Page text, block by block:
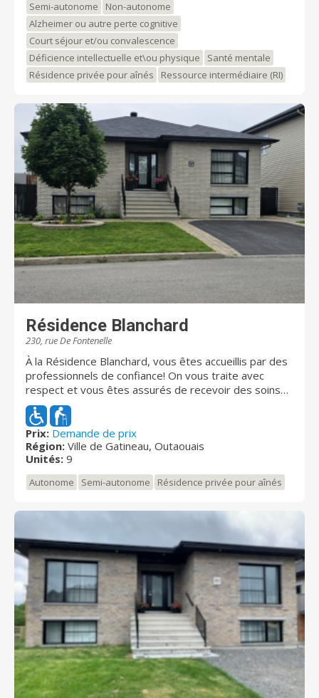
en choisissant d’y résider! Notre équipe, à l'écoute de
vos besoins, vous procurera la paix d’esprit ainsi qu’un
endroit chaleureux et paisible où il fait bon vivre.
Semi-autonome
Non-autonome
Alzheimer ou autre perte cognitive
Court séjour et/ou convalescence
Déficience intellectuelle et\ou physique
Santé mentale
Résidence privée pour aînés
Ressource intermédiaire (RI)
Résidence Blanchard
230, rue De Fontenelle
À la Résidence Blanchard, vous êtes accueillis par des
professionnels de confiance! On vous traite avec
respect et vous êtes assurés de recevoir des soins
personnalisés et de qualité, à un coût abordable. La
résidence compte 6 chambres simples, un salon, une
salle à manger, une cuisine, 2 toilettes et un balcon
pour profiter de l'été. Elle est située tout près du
centre-ville de Gatineau, dans un quartier sécuritaire
et très tranquille. Tous les services sont ainsi à votre
portée. Un petit paradis sur terre!
Prix: Demande de prix
Région: Ville de Gatineau, Outaouais
Unités: 9
Autonome Semi-autonome Résidence privée pour aînés